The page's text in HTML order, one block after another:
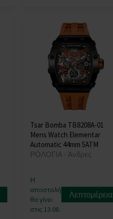
Tsar Bomba TB8208A-01
Mens Watch Elementar
Automatic 44mm 5ATM
ΡΟΛΟΓΙΑ - Άνδρες
Η
αποστολή
θα γίνει
στις 13.08.
Λεπτομέρεια